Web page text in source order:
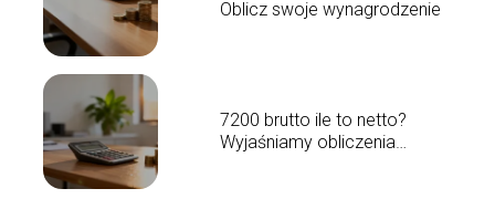
Oblicz swoje wynagrodzenie
7200 brutto ile to netto?
Wyjaśniamy obliczenia